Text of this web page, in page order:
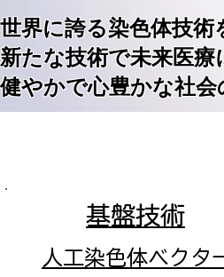
世界に誇る染色体技
新たな技術で未来医
健やかで心豊かな社
基盤技術
人工染色体ベクタ